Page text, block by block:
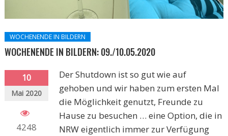
WOCHENENDE IN BILDERN
WOCHENENDE IN BILDERN: 09./10.05.2020
10
Mai 2020
4248
Der Shutdown ist so gut wie auf
gehoben und wir haben zum ersten Mal
die Möglichkeit genutzt, Freunde zu
Hause zu besuchen … eine Option, die in
NRW eigentlich immer zur Verfügung